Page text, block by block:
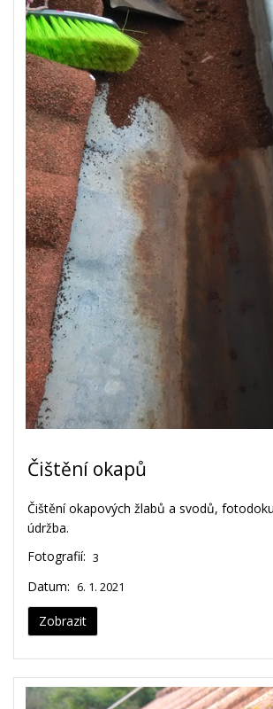
Čištění okapů
Čištění okapových žlabů a svodů,
údržba.
Fotografií: 3
Datum: 6. 1. 2021
Zobrazit